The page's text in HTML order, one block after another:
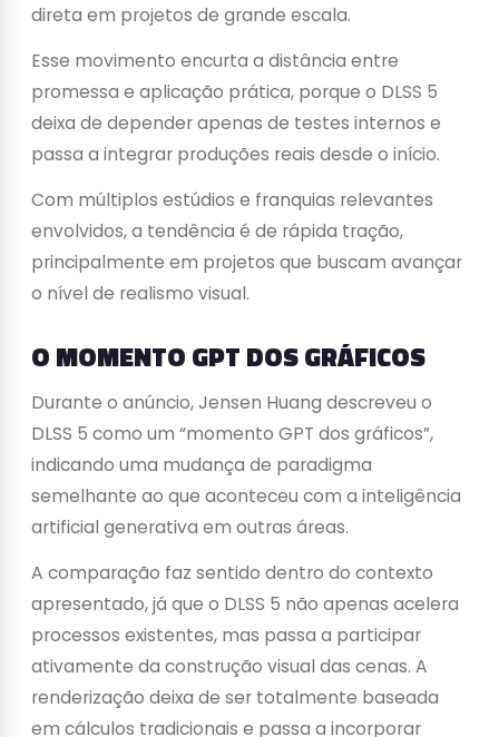
direta em projetos de grande escala.
Esse movimento encurta a distância entre
promessa e aplicação prática, porque o DLSS 5
deixa de depender apenas de testes internos e
passa a integrar produções reais desde o início.
Com múltiplos estúdios e franquias relevantes
envolvidos, a tendência é de rápida tração,
principalmente em projetos que buscam avançar
o nível de realismo visual.
O MOMENTO GPT DOS GRÁFICOS
Durante o anúncio, Jensen Huang descreveu o
DLSS 5 como um “momento GPT dos gráficos”,
indicando uma mudança de paradigma
semelhante ao que aconteceu com a inteligência
artificial generativa em outras áreas.
A comparação faz sentido dentro do contexto
apresentado, já que o DLSS 5 não apenas acelera
processos existentes, mas passa a participar
ativamente da construção visual das cenas. A
renderização deixa de ser totalmente baseada
em cálculos tradicionais e passa a incorporar